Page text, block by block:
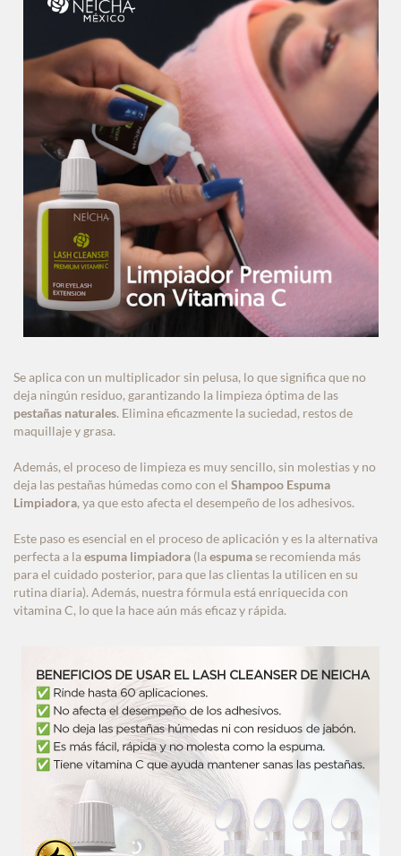
Se aplica con un multiplicador sin pelusa, lo que significa que no
deja ningún residuo, garantizando la limpieza óptima de las
pestañas naturales. Elimina eficazmente la suciedad, restos de
maquillaje y grasa.
Además, el proceso de limpieza es muy sencillo, sin molestias y no
deja las pestañas húmedas como con el Shampoo Espuma
Limpiadora, ya que esto afecta el desempeño de los adhesivos.
Este paso es esencial en el proceso de aplicación y es la alternativa
perfecta a laespuma limpiadora (laespumase recomienda más
para el cuidado posterior, para que las clientas la utilicen en su
rutina diaria). Además, nuestra fórmula está enriquecida con
vitamina C, lo que la hace aún más eficaz y rápida.